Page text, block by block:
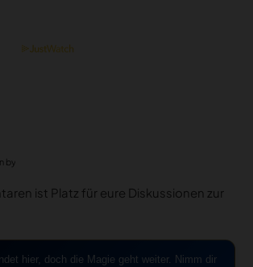
by
ist Platz für eure Diskussionen zur
hier, doch die Magie geht weiter. Nimm dir